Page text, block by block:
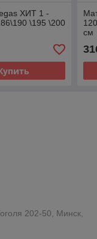
ХИТ 1 -
\195 \200
см
202-50, Минск,